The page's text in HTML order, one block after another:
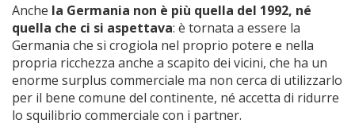
Anche la Germania non è più quella del 1992, né
quella che ci si aspettava: è tornata a essere la
Germania che si crogiola nel proprio potere e nella
propria ricchezza anche a scapito dei vicini, che ha un
enorme surplus commerciale ma non cerca di utilizzarlo
per il bene comune del continente, né accetta di ridurre
lo squilibrio commerciale con i partner.